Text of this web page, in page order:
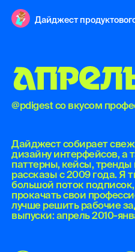
Дайджест
АПРЕЛ
@pdigest со вкусом
Дайджест собирает
дизайну интерфейсов, а
паттерны, кейсы, тренды
рассказы с 2009 года. Я
большой поток
прокачать свои
лучше решить рабочие
выпуски: апрель 2010-